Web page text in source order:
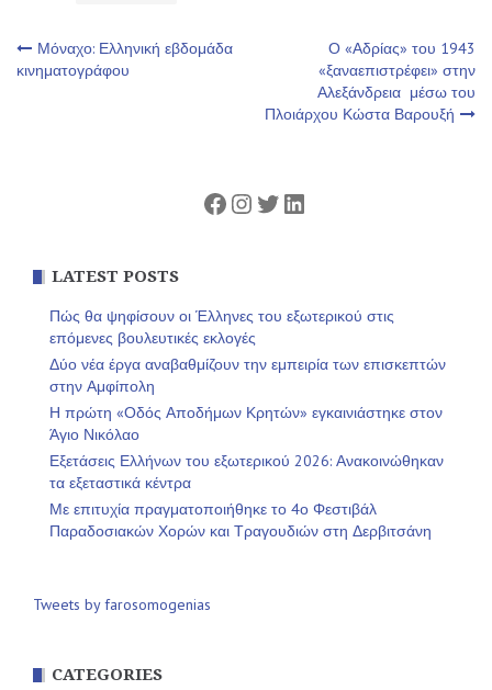
Πλοήγηση
Μόναχο: Ελληνική εβδομάδα
κινηματογράφου
Ο «Αδρίας» του 1943
«ξαναεπιστρέφει» στην
Αλεξάνδρεια μέσω του
Πλοιάρχου Κώστα Βαρουξή
Facebook
Instagram
Twitter
Linkedin
LATEST POSTS
Πώς θα ψηφίσουν οι Έλληνες του εξωτερικού στις
επόμενες βουλευτικές εκλογές
Δύο νέα έργα αναβαθμίζουν την εμπειρία των επισκεπτών
στην Αμφίπολη
Η πρώτη «Οδός Αποδήμων Κρητών» εγκαινιάστηκε στον
Άγιο Νικόλαο
Εξετάσεις Ελλήνων του εξωτερικού 2026: Ανακοινώθηκαν
τα εξεταστικά κέντρα
Με επιτυχία πραγματοποιήθηκε το 4ο Φεστιβάλ
Παραδοσιακών Χορών και Τραγουδιών στη Δερβιτσάνη
Tweets by farosomogenias
CATEGORIES